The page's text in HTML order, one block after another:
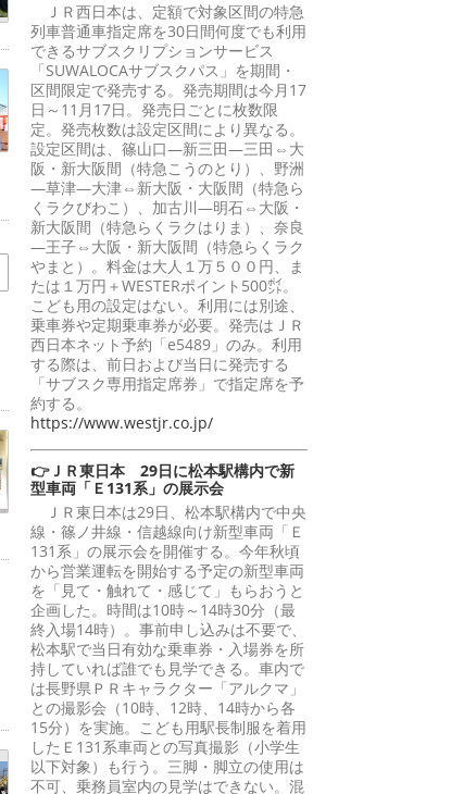
ＪＲ西日本は、定額で対象区間の特急
列車普通車指定席を30日間何度でも利用
できるサブスクリプションサービス
「SUWALOCAサブスクパス」を期間・
区間限定で発売する。発売期間は今月17
日～11月17日。発売日ごとに枚数限
定。発売枚数は設定区間により異なる。
設定区間は、篠山口―新三田―三田⇔大
阪・新大阪間（特急こうのとり）、野洲
―草津―大津⇔新大阪・大阪間（特急ら
くラクびわこ）、加古川―明石⇔大阪・
新大阪間（特急らくラクはりま）、奈良
―王子⇔大阪・新大阪間（特急らくラク
やまと）。料金は大人１万５００円、ま
たは１万円＋WESTERポイント500㌽。
こども用の設定はない。利用には別途、
乗車券や定期乗車券が必要。発売はＪＲ
西日本ネット予約「e5489」のみ。利用
する際は、前日および当日に発売する
「サブスク専用指定席券」で指定席を予
約する。
https://www.westjr.co.jp/
👉ＪＲ東日本 29日に松本駅構内で新
型車両「Ｅ131系」の展示会
ＪＲ東日本は29日、松本駅構内で中央
線・篠ノ井線・信越線向け新型車両「Ｅ
131系」の展示会を開催する。今年秋頃
から営業運転を開始する予定の新型車両
を「見て・触れて・感じて」もらおうと
企画した。時間は10時～14時30分（最
終入場14時）。事前申し込みは不要で、
松本駅で当日有効な乗車券・入場券を所
持していれば誰でも見学できる。車内で
は長野県ＰＲキャラクター「アルクマ」
との撮影会（10時、12時、14時から各
15分）を実施。こども用駅長制服を着用
したＥ131系車両との写真撮影（小学生
以下対象）も行う。三脚・脚立の使用は
不可、乗務員室内の見学はできない。混